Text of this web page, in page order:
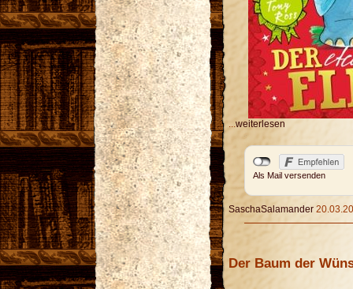
...weiterlesen
Als Mail versenden
SaschaSalamander
Der Baum der